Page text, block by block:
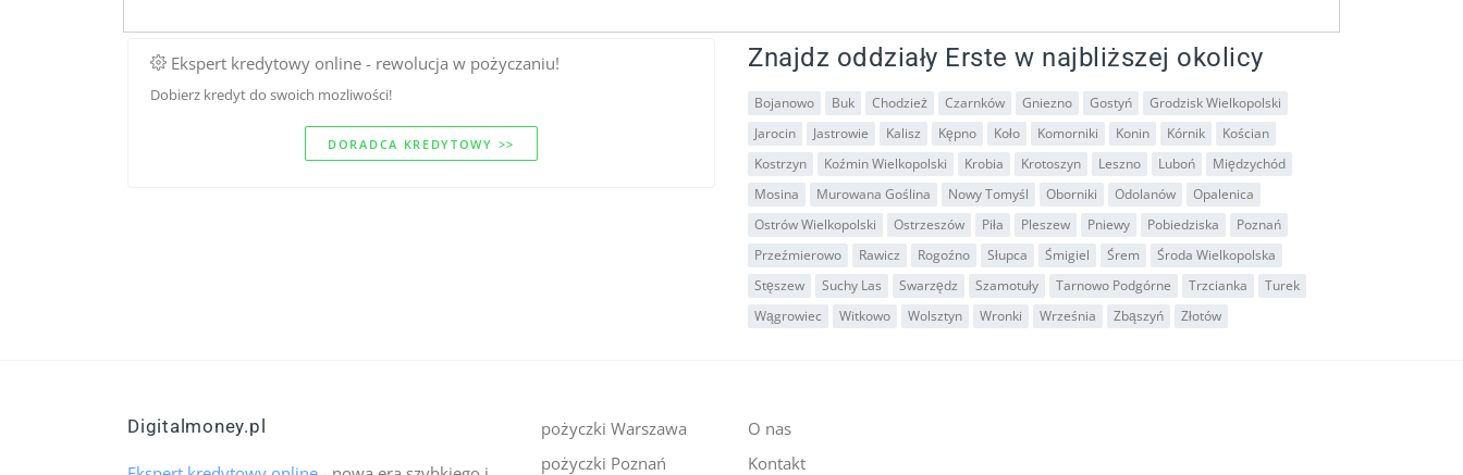
Ekspert kredytowy online - rewolucja w pożyczaniu!
Dobierz kredyt do swoich mozliwości!
DORADCA KREDYTOWY >>
Znajdz oddziały Erste w najbliższej okolicy
Bojanowo Buk Chodzież Czarnków Gniezno Gostyń
Grodzisk Wielkopolski
Jarocin
Jastrowie Kalisz Kępno Koło Komorniki Konin Kórnik
Kościan
Kostrzyn
Koźmin Wielkopolski Krobia Krotoszyn Leszno Luboń
Międzychód
Mosina
Murowana Goślina Nowy Tomyśl Oborniki Odolanów
Opalenica
Ostrów Wielkopolski
Ostrzeszów Piła Pleszew Pniewy Pobiedziska
Poznań
Przeźmierowo
Rawicz Rogoźno Słupca Śmigiel Śrem
Środa Wielkopolska
Stęszew
Suchy Las Swarzędz Szamotuły Tarnowo Podgórne Trzcianka
Turek
Wągrowiec
Witkowo Wolsztyn Wronki Września Zbąszyń Złotów
pożyczki Warszawa
pożyczki Poznań
O nas
Kontakt
Digitalmoney.pl